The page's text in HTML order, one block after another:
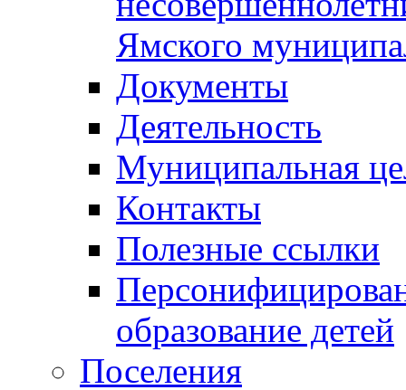
Ямского
Документы
Деятельность
Муниципальная
Контакты
Полезные ссылки
образование детей
Поселения